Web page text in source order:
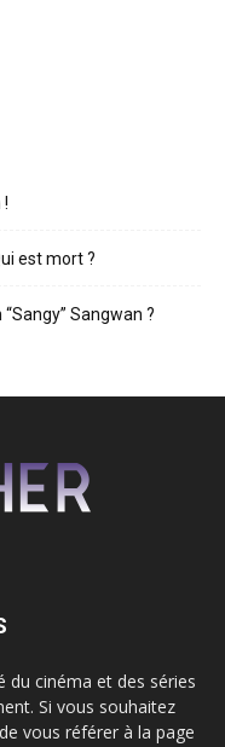
est mort ?
Sangwan ?
du cinéma et des séries
Si vous souhaitez
vous référer à la page